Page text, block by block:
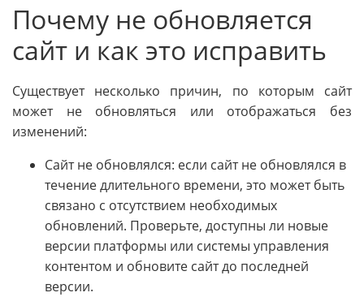
Почему не обновляется
сайт и как это исправить
Существует несколько причин, по которым сайт
может не обновляться или отображаться без
изменений:
Сайт не обновлялся: если сайт не обновлялся в
течение длительного времени, это может быть
связано с отсутствием необходимых
обновлений. Проверьте, доступны ли новые
версии платформы или системы управления
контентом и обновите сайт до последней
версии.